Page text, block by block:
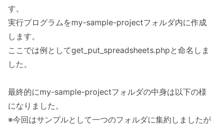
す。
実行プログラムをmy-sample-projectフォルダ内に作成
します。
ここでは例としてget_put_spreadsheets.phpと命名しま
した。
最終的にmy-sample-projectフォルダの中身は以下の様
になりました。
※今回はサンプルとして一つのフォルダに集約しましたが